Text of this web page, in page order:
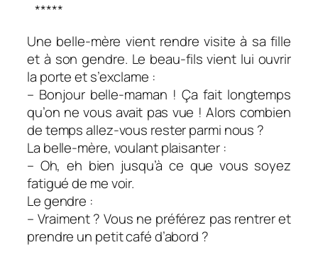
*****
Une belle-mère vient rendre visite à sa fille
et à son gendre. Le beau-fils vient lui ouvrir
la porte et s’exclame :
– Bonjour belle-maman ! Ça fait longtemps
qu’on ne vous avait pas vue ! Alors combien
de temps allez-vous rester parmi nous ?
La belle-mère, voulant plaisanter :
– Oh, eh bien jusqu’à ce que vous soyez
fatigué de me voir.
Le gendre :
– Vraiment ? Vous ne préférez pas rentrer et
prendre un petit café d’abord ?